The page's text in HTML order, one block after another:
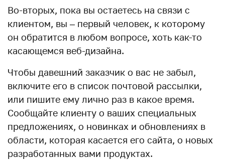
Во-вторых, пока вы остаетесь на связи с
клиентом, вы – первый человек, к которому
он обратится в любом вопросе, хоть как-то
касающемся веб-дизайна.
Чтобы давешний заказчик о вас не забыл,
включите его в список почтовой рассылки,
или пишите ему лично раз в какое время.
Сообщайте клиенту о ваших специальных
предложениях, о новинках и обновлениях в
области, которая касается его сайта, о новых
разработанных вами продуктах.